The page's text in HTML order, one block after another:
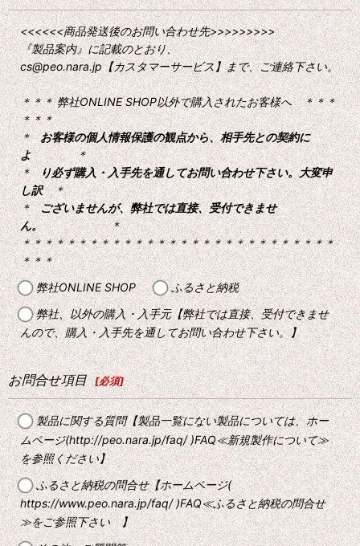
<<<<<<商品発送後のお問い合わせ先>>>>>>>>>
『製品案内』に記載のとおり、
cs@peo.nara.jp【カスタマーサービス】まで、ご連絡下さい。
＊＊＊ 弊社ONLINE SHOP以外で購入されたお客様へ ＊＊＊
＊＊＊
＊お客様の個人情報保護の観点から、相手先との契約に
よ＊
＊り必ず購入・入手先を通してお問い合わせ下さい。大変申
し訳＊
＊ございませんが、弊社では直接、受付できませ
ん。＊
＊＊＊＊＊＊＊＊＊＊＊＊＊＊＊＊＊＊＊＊＊＊＊＊＊＊＊＊
＊＊＊
弊社ONLINE SHOP
ふるさと納税
弊社、以外の購入・入手元【弊社では直接、受付できませ
んので、購入・入手先を通してお問い合わせ下さい。】
お問合せ項目 [必須]
製品に関する質問【製品一覧にない製品については、ホー
ムページ(http://peo.nara.jp/faq/ )FAQ≪新規製作について≫
を参照ください】
ふるさと納税の問合せ【ホームページ(
https://www.peo.nara.jp/faq/ )FAQ≪ふるさと納税の問合せ
≫をご参照下さい 】